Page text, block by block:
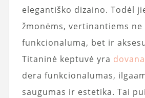
elegantiško dizaino. Todėl
žmonėms, vertinantiems ne
funkcionalumą, bet ir
Titaninė keptuvė yra dovana
dera funkcionalumas,
saugumas ir estetika. Tai